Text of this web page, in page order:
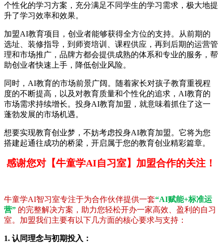
个性化的学习方案，充分满足不同学生的学习需求，极大地提
升了学习效率和效果。
加盟AI教育项目，创业者能够获得全方位的支持。从前期的
选址、装修指导，到师资培训、课程供应，再到后期的运营管
理和市场推广，品牌方都会提供成熟的体系和专业的服务，帮
助创业者快速上手，降低创业风险。
同时，AI教育的市场前景广阔。随着家长对孩子教育重视程
度的不断提高，以及对教育质量和个性化的追求，AI教育的
市场需求持续增长。投身AI教育加盟，就意味着抓住了这一
蓬勃发展的市场机遇。
想要实现教育创业梦，不妨考虑投身AI教育加盟。它将为您
搭建起通往成功的桥梁，开启属于您的教育创业精彩篇章。
感谢您对【牛童学AI自习室】加盟合作的关注！
牛童学AI智习室专注于为合作伙伴提供一套“AI赋能+标准运
营” 的完整解决方案，助力您轻松开办一家高效、盈利的自习
室。加盟我们主要有以下几方面的核心要求与支持：
1. 认同理念与初期投入：